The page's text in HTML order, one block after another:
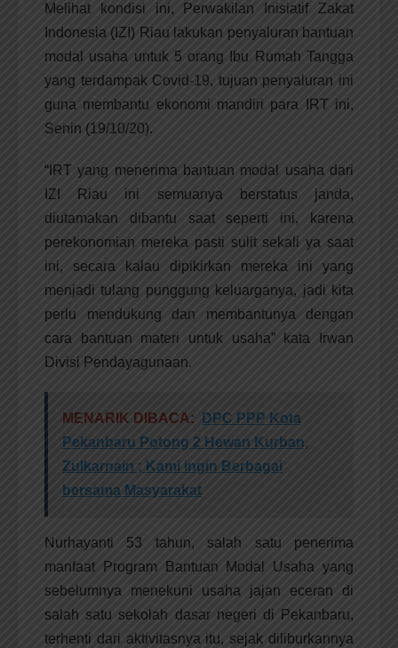
Melihat kondisi ini, Perwakilan Inisiatif Zakat
Indonesia (IZI) Riau lakukan penyaluran bantuan
modal usaha untuk 5 orang Ibu Rumah Tangga
yang terdampak Covid-19, tujuan penyaluran ini
guna membantu ekonomi mandiri para IRT ini,
Senin (19/10/20).
“IRT yang menerima bantuan modal usaha dari
IZI Riau ini semuanya berstatus janda,
diutamakan dibantu saat seperti ini, karena
perekonomian mereka pasti sulit sekali ya saat
ini, secara kalau dipikirkan mereka ini yang
menjadi tulang punggung keluarganya, jadi kita
perlu mendukung dan membantunya dengan
cara bantuan materi untuk usaha” kata Irwan
Divisi Pendayagunaan.
MENARIK DIBACA:
DPC PPP Kota
Pekanbaru Potong 2 Hewan Kurban,
Zulkarnain ; Kami ingin Berbagai
bersama Masyarakat
Nurhayanti 53 tahun, salah satu penerima
manfaat Program Bantuan Modal Usaha yang
sebelumnya menekuni usaha jajan eceran di
salah satu sekolah dasar negeri di Pekanbaru,
terhenti dari aktivitasnya itu, sejak diliburkannya